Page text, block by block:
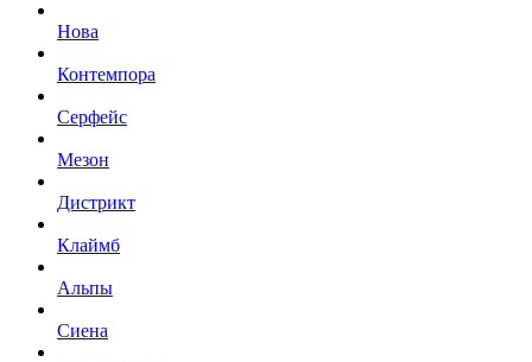
Нова
Контемпора
Серфейс
Мезон
Дистрикт
Клаймб
Альпы
Сиена